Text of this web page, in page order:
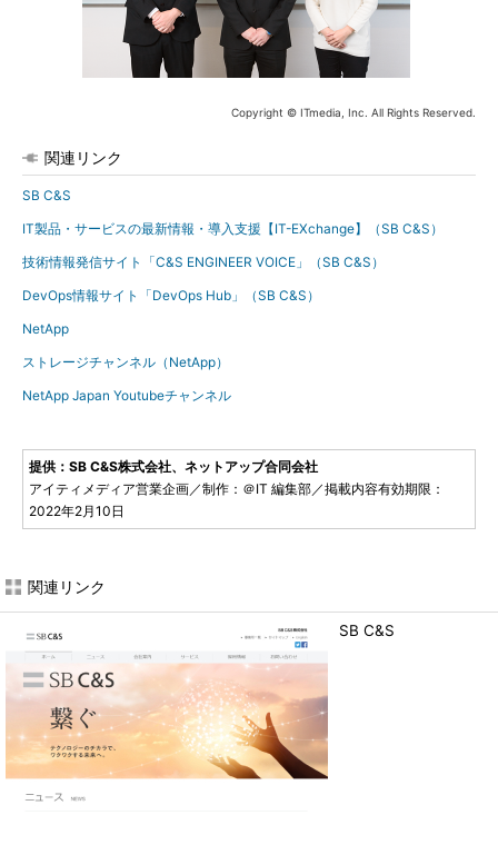
Copyright © ITmedia, Inc. All Rights Reserved.
関連リンク
SB C&S
IT製品・サービスの最新情報・導入支援【IT-EXchange】（SB C&S）
技術情報発信サイト「C&S ENGINEER VOICE」（SB C&S）
DevOps情報サイト「DevOps Hub」（SB C&S）
NetApp
ストレージチャンネル（NetApp）
NetApp Japan Youtubeチャンネル
提供：SB C&S株式会社、ネットアップ合同会社
アイティメディア営業企画／制作：＠IT 編集部／掲載内容有効期限：
2022年2月10日
関連リンク
SB C&S